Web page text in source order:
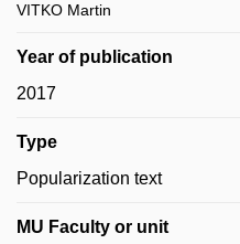
VITKO Martin
Year of publication
2017
Type
Popularization text
MU Faculty or unit